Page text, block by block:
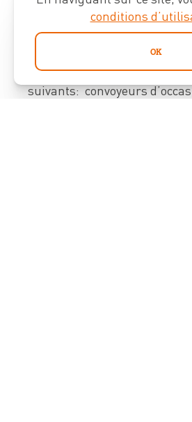
conditions
OK
dans les entrepôts avec pour
réduire les accidents de
d’améliorer les conditions de
Nous traitons de tous les
suivants: convoyeurs